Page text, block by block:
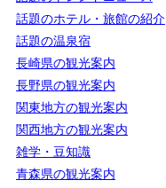
話題のホテル・旅館の紹介
話題の温泉宿
長崎県の観光案内
長野県の観光案内
関東地方の観光案内
関西地方の観光案内
雑学・豆知識
青森県の観光案内